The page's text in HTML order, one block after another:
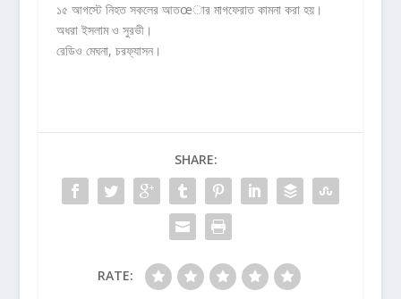
১৫ আগস্টে নিহত সকলের আতœার মাগফেরাত কামনা করা হয়।
অধরা ইসলাম ও সুরভী।
রেডিও মেঘনা, চরফ্যাসন।
SHARE:
RATE: